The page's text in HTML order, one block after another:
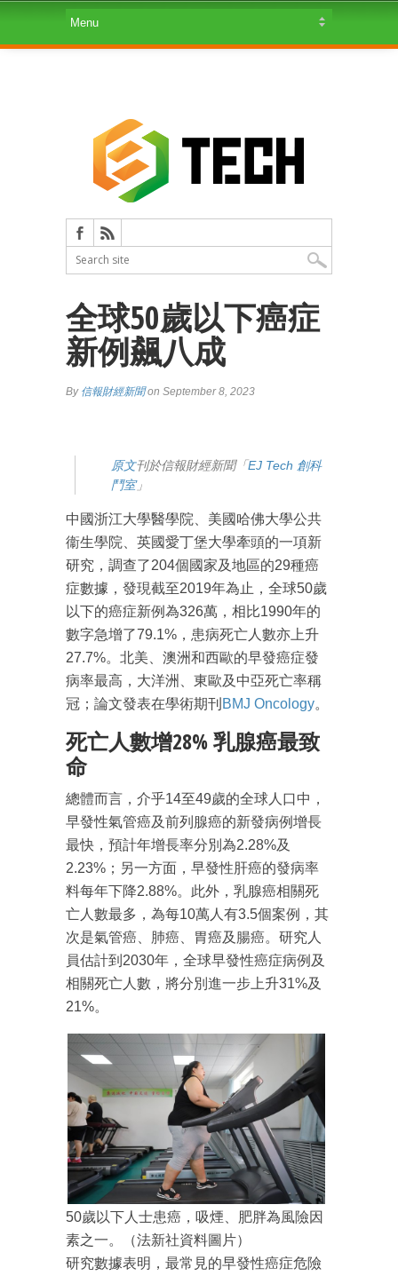
全球50歲以下癌症
新例飆八成
By 信報財經新聞on September 8, 2023
原文刊於信報財經新聞「EJ Tech 創科
鬥室」
中國浙江大學醫學院、美國哈佛大學公共
衞生學院、英國愛丁堡大學牽頭的一項新
研究，調查了204個國家及地區的29種癌
症數據，發現截至2019年為止，全球50歲
以下的癌症新例為326萬，相比1990年的
數字急增了79.1%，患病死亡人數亦上升
27.7%。北美、澳洲和西歐的早發癌症發
病率最高，大洋洲、東歐及中亞死亡率稱
冠；論文發表在學術期刊 BMJ Oncology。
死亡人數增28% 乳腺癌最致
命
總體而言，介乎14至49歲的全球人口中，
早發性氣管癌及前列腺癌的新發病例增長
最快，預計年增長率分別為2.28%及
2.23%；另一方面，早發性肝癌的發病率
料每年下降2.88%。此外，乳腺癌相關死
亡人數最多，為每10萬人有3.5個案例，其
次是氣管癌、肺癌、胃癌及腸癌。研究人
員估計到2030年，全球早發性癌症病例及
相關死亡人數，將分別進一步上升31%及
21%。
50歲以下人士患癌，吸煙、肥胖為風險因
素之一。（法新社資料圖片）
研究數據表明，最常見的早發性癌症危險